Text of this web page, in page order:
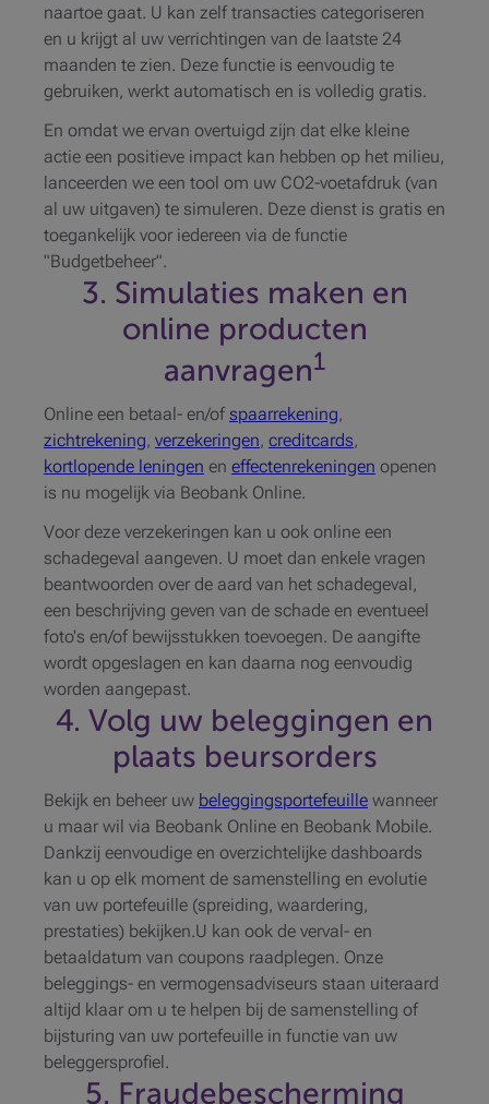
naartoe gaat. U kan zelf transacties categoriseren
en u krijgt al uw verrichtingen van de laatste 24
maanden te zien. Deze functie is eenvoudig te
gebruiken, werkt automatisch en is volledig gratis.
En omdat we ervan overtuigd zijn dat elke kleine
actie een positieve impact kan hebben op het milieu,
lanceerden we een tool om uw CO2-voetafdruk (van
al uw uitgaven) te simuleren. Deze dienst is gratis en
toegankelijk voor iedereen via de functie
"Budgetbeheer".
3. Simulaties maken en
online producten
aanvragen1
Online een betaal- en/of spaarrekening,
zichtrekening, verzekeringen, creditcards,
kortlopende leningen en effectenrekeningen openen
is nu mogelijk via Beobank Online.
Voor deze verzekeringen kan u ook online een
schadegeval aangeven. U moet dan enkele vragen
beantwoorden over de aard van het schadegeval,
een beschrijving geven van de schade en eventueel
foto's en/of bewijsstukken toevoegen. De aangifte
wordt opgeslagen en kan daarna nog eenvoudig
worden aangepast.
4. Volg uw beleggingen en
plaats beursorders
Bekijk en beheer uw beleggingsportefeuille wanneer
u maar wil via Beobank Online en Beobank Mobile.
Dankzij eenvoudige en overzichtelijke dashboards
kan u op elk moment de samenstelling en evolutie
van uw portefeuille (spreiding, waardering,
prestaties) bekijken.U kan ook de verval- en
betaaldatum van coupons raadplegen. Onze
beleggings- en vermogensadviseurs staan uiteraard
altijd klaar om u te helpen bij de samenstelling of
bijsturing van uw portefeuille in functie van uw
beleggersprofiel.
5. Fraudebescherming